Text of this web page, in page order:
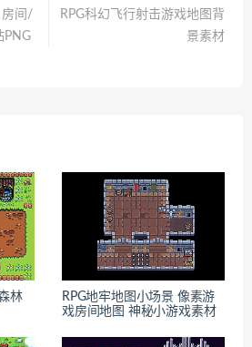
房间/
PNG
RPG科幻飞行射击游戏地图背
景素材
林
RPG地牢地图小场景 像素游
戏房间地图 神秘小游戏素材